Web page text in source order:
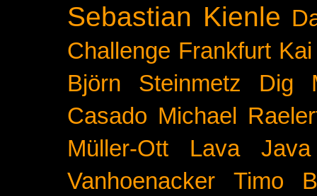
Sebastian Kienle
Challenge Frankfurt
Björn Steinmetz
Dig
Casado Michael
Müller-Ott
Lava Java
Vanhoenacker
Timo